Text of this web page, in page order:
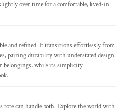
over time for a comfortable, lived-in
and refined. It transitions effortlessly from
pairing durability with understated design.
belongings, while its simplicity
can handle both. Explore the world with